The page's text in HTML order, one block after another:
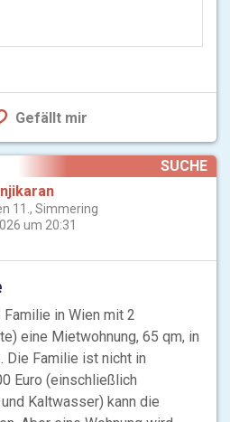
Gefällt mir
SUCHE
11., Simmering
um 20:31
in Wien mit 2
eine Mietwohnung, 65 qm, in
Die Familie ist nicht in
Euro (einschließlich
Kaltwasser) kann die